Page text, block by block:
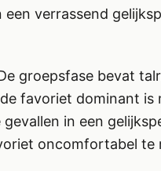
verrassend
groepsfase bevat
favoriet dominant is
in een
oncomfortabel te